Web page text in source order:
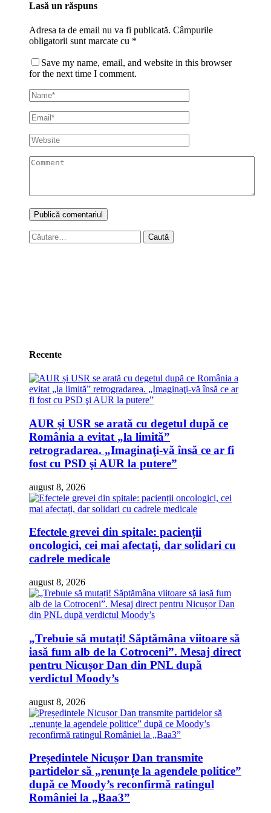
Lasă un răspuns
Adresa ta de email nu va fi publicată. Câmpurile
obligatorii sunt marcate cu *
Save my name, email, and website in this browser
for the next time I comment.
Caută
după:
Recente
AUR și USR se arată cu degetul după ce
România a evitat „la limită”
retrogradarea. „Imaginaţi-vă însă ce ar fi
fost cu PSD şi AUR la putere”
august 8, 2026
Efectele grevei din spitale: pacienții
oncologici, cei mai afectați, dar solidari cu
cadrele medicale
august 8, 2026
„Trebuie să mutați! Săptămâna viitoare să
iasă fum alb de la Cotroceni”. Mesaj direct
pentru Nicușor Dan din PNL după
verdictul Moody’s
august 8, 2026
Președintele Nicușor Dan transmite
partidelor să „renunțe la agendele politice”
după ce Moody’s reconfirmă ratingul
României la „Baa3”